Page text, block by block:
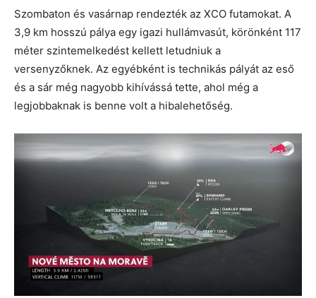
Szombaton és vasárnap rendezték az XCO futamokat. A
3,9 km hosszú pálya egy igazi hullámvasút, körönként 117
méter szintemelkedést kellett letudniuk a
versenyzőknek. Az egyébként is technikás pályát az eső
és a sár még nagyobb kihívássá tette, ahol még a
legjobbaknak is benne volt a hibalehetőség.